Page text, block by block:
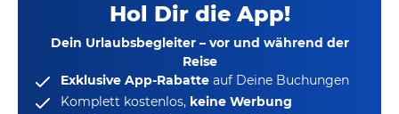
Hol Dir die App!
Dein Urlaubsbegleiter – vor und während der
Reise
Exklusive App-Rabatte auf Deine Buchungen
Komplett kostenlos, keine Werbung